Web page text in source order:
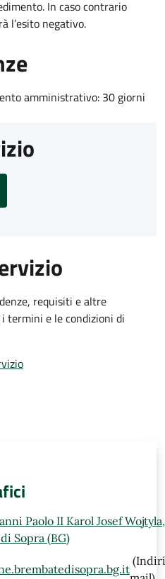
In caso contrario
l’esito negativo.
amministrativo: 30 giorni
requisiti e altre
termini e le condizioni di
Paolo II Karol Josef
Sopra (BG)